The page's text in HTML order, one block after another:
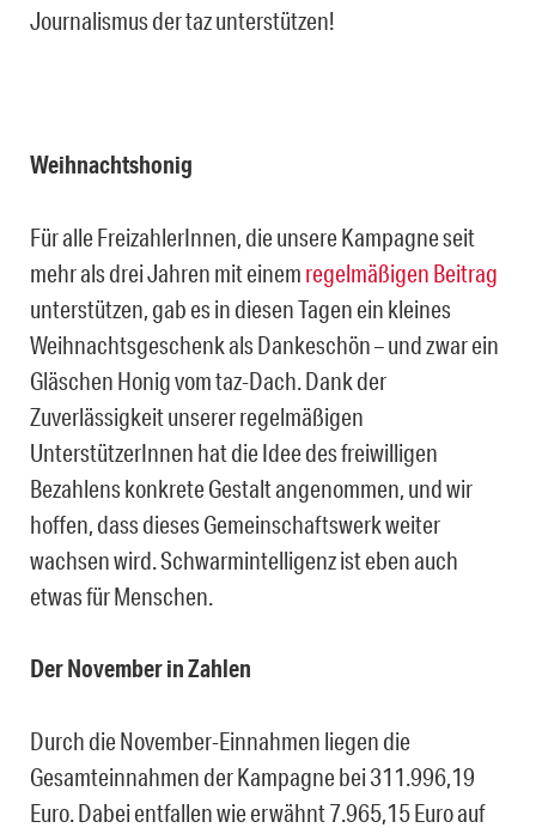
Journalismus der taz unterstützen!
Weihnachtshonig
Für alle FreizahlerInnen, die unsere Kampagne seit
mehr als drei Jahren mit einem regelmäßigen Beitrag
unterstützen, gab es in diesen Tagen ein kleines
Weihnachtsgeschenk als Dankeschön – und zwar ein
Gläschen Honig vom taz-Dach. Dank der
Zuverlässigkeit unserer regelmäßigen
UnterstützerInnen hat die Idee des freiwilligen
Bezahlens konkrete Gestalt angenommen, und wir
hoffen, dass dieses Gemeinschaftswerk weiter
wachsen wird. Schwarmintelligenz ist eben auch
etwas für Menschen.
Der November in Zahlen
Durch die November-Einnahmen liegen die
Gesamteinnahmen der Kampagne bei 311.996,19
Euro. Dabei entfallen wie erwähnt 7.965,15 Euro auf